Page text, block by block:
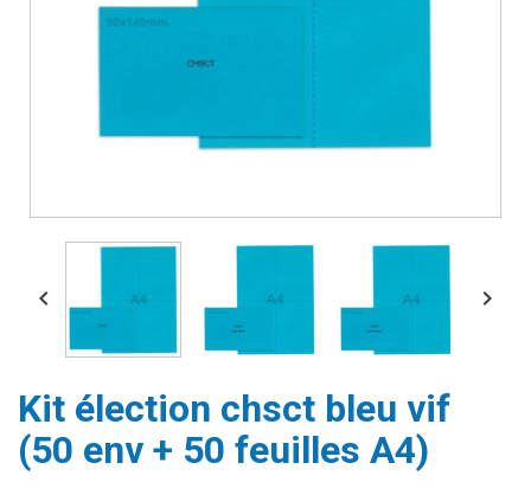
 
Kit élection chsct bleu vif
(50 env + 50 feuilles A4)